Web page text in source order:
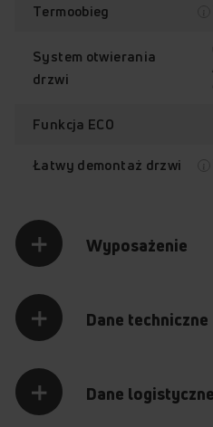
Termoobieg
System otwierania
drzwi
Funkcja ECO
Łatwy demontaż drzwi
Wyposażenie
Dane techniczne
Dane logistyczne